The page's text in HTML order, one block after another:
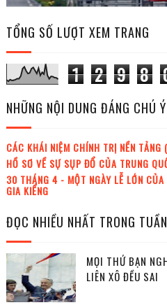
TỔNG SỐ LƯỢT XEM TRANG
1 2 9 8
NHỮNG NỘI DUNG ĐÁNG CHÚ Ý
CÁC KHÁI NIỆM CHÍNH TRỊ NỀN TẢNG
HỒ SƠ VỀ SỰ SỤP ĐỔ CỦA TRUNG
30 THÁNG 4 - MỘT NGÀY LỄ LỚN
GIA KIỂNG
ĐỌC NHIỀU NHẤT TRONG TUẦN
MỌI THỨ BẠN
LIÊN XÔ ĐỀU SAI